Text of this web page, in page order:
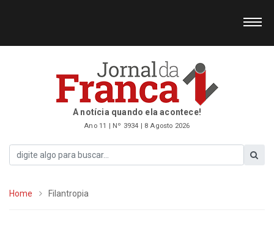
A notícia quando ela acontece!
Ano 11 | Nº 3934 | 8 Agosto 2026
Home Filantropia